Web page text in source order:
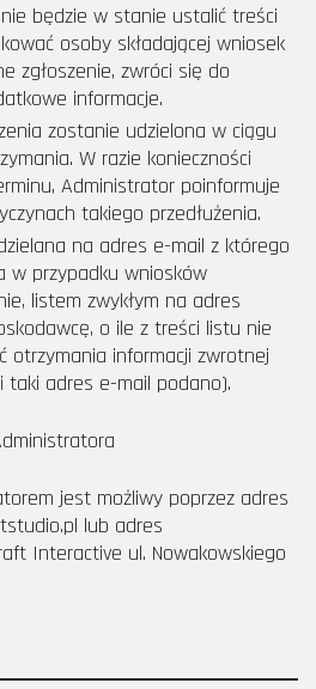
będzie w stanie ustalić treści
osoby składającej wniosek
zgłoszenie, zwróci się do
informacje.
zostanie udzielona w ciągu
W razie konieczności
Administrator poinformuje
takiego przedłużenia.
na adres e-mail z którego
w przypadku wniosków
listem zwykłym na adres
o ile z treści listu nie
otrzymania informacji zwrotnej
taki adres e-mail podano).
jest możliwy poprzez adres
lub adres
Interactive ul. Nowakowskiego